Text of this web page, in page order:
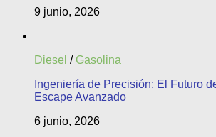
9 junio, 2026
Diesel / Gasolina
Ingeniería de Precisión: El Futuro
Escape Avanzado
6 junio, 2026